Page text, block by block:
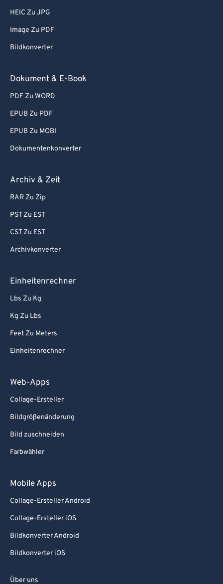
HEIC Zu JPG
Image Zu PDF
Bildkonverter
Dokument & E-Book
PDF Zu WORD
EPUB Zu PDF
EPUB Zu MOBI
Dokumentenkonverter
Archiv & Zeit
RAR Zu Zip
PST Zu EST
CST Zu EST
Archivkonverter
Einheitenrechner
Lbs Zu Kg
Kg Zu Lbs
Feet Zu Meters
Einheitenrechner
Web-Apps
Collage-Ersteller
Bildgrößenänderung
Bild zuschneiden
Farbwähler
Mobile Apps
Collage-Ersteller Android
Collage-Ersteller iOS
Bildkonverter Android
Bildkonverter iOS
Über uns